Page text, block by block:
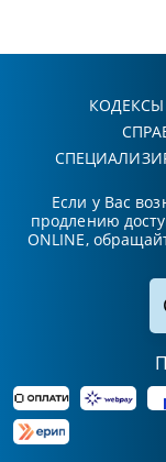
КОДЕКСЫ
Если у Вас
продлению
ONLINE,